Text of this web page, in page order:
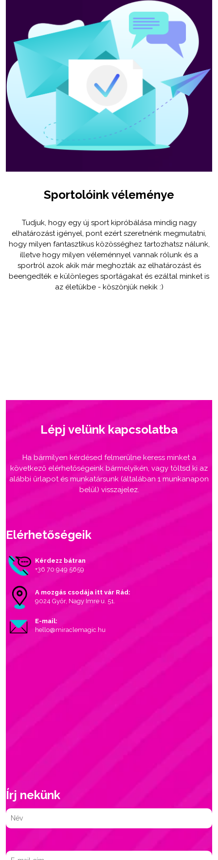
Sportolóink véleménye
Tudjuk, hogy egy új sport kipróbálása mindig nagy
elhatározást igényel, pont ezért szeretnénk megmutatni,
hogy milyen fantasztikus közösséghez tartozhatsz nálunk,
illetve hogy milyen véleménnyel vannak rólunk és a
sportról azok akik már meghozták az elhatározást és
beengedték e különleges sportágakat és ezáltal minket is
az életükbe - köszönjük nekik :)
Lépj velünk kapcsolatba
Ha bármilyen kérdésed felmerülne keress minket a
következő elérhetőségeink bármelyikén, vagy töltsd ki az
alábbi űrlapot és munkatársunk (általában 1 munkanapon
belül) visszajelez.
Elérhetőségeik
Kérdezz bátran
+36 70 949 5659
A mozgás csodája itt vár Rád:
9024 Győr, Nagy Imre u. 51.
E-mail:
hello@miraclemagic.hu
Írj nekünk